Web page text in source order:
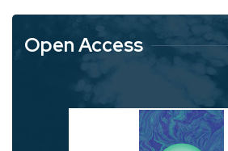
Open Access